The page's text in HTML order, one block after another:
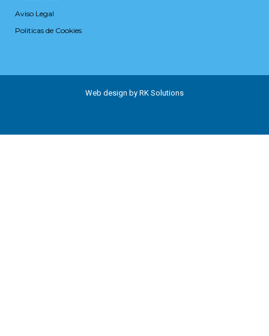
Aviso Legal
Politicas de Cookies
Web design by RK Solutions